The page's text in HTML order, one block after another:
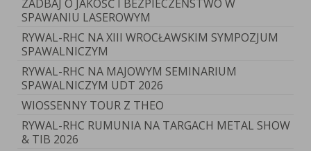
ZADBAJ O JAKOŚĆ I BEZPIECZEŃSTWO W
SPAWANIU LASEROWYM
RYWAL-RHC NA XIII WROCŁAWSKIM SYMPOZJUM
SPAWALNICZYM
RYWAL-RHC NA MAJOWYM SEMINARIUM
SPAWALNICZYM UDT 2026
WIOSSENNY TOUR Z THEO
RYWAL-RHC RUMUNIA NA TARGACH METAL SHOW
& TIB 2026